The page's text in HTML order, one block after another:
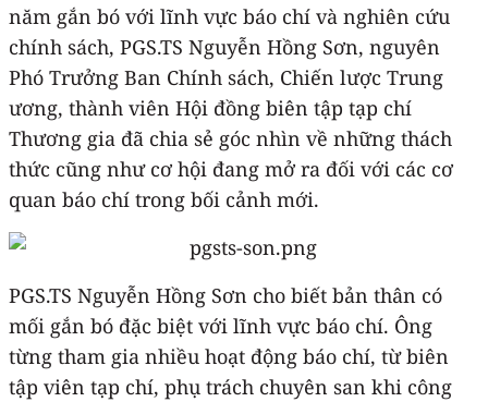
năm gắn bó với lĩnh vực báo chí và nghiên cứu
chính sách, PGS.TS Nguyễn Hồng Sơn, nguyên
Phó Trưởng Ban Chính sách, Chiến lược Trung
ương, thành viên Hội đồng biên tập tạp chí
Thương gia đã chia sẻ góc nhìn về những thách
thức cũng như cơ hội đang mở ra đối với các cơ
quan báo chí trong bối cảnh mới.
PGS.TS Nguyễn Hồng Sơn cho biết bản thân có
mối gắn bó đặc biệt với lĩnh vực báo chí. Ông
từng tham gia nhiều hoạt động báo chí, từ biên
tập viên tạp chí, phụ trách chuyên san khi công